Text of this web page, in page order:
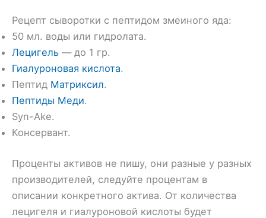
Рецепт сыворотки с пептидом змеиного яда:
50 мл. воды или гидролата.
Лецигель — до 1 гр.
Гиалуроновая кислота.
Пептид Матриксил.
Пептиды Меди.
Syn-Ake.
Консервант.
Проценты активов не пишу, они разные у разных
производителей, следуйте процентам в
описании конкретного актива. От количества
лецигеля и гиалуроновой кислоты будет